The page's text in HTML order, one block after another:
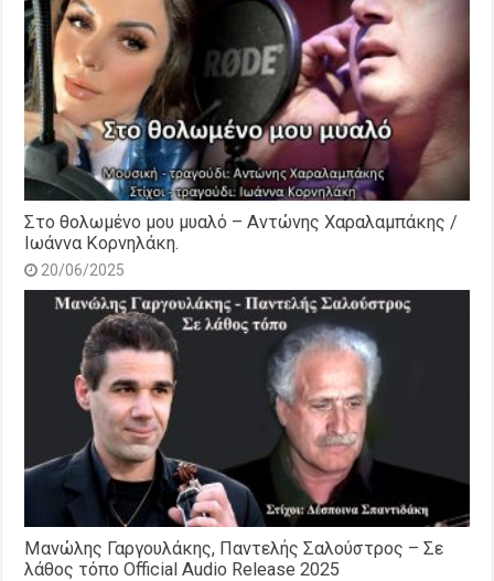
Στο θολωμένο μου μυαλό – Αντώνης Χαραλαμπάκης /
Ιωάννα Κορνηλάκη.
20/06/2025
Μανώλης Γαργουλάκης, Παντελής Σαλούστρος – Σε
λάθος τόπο Official Audio Release 2025